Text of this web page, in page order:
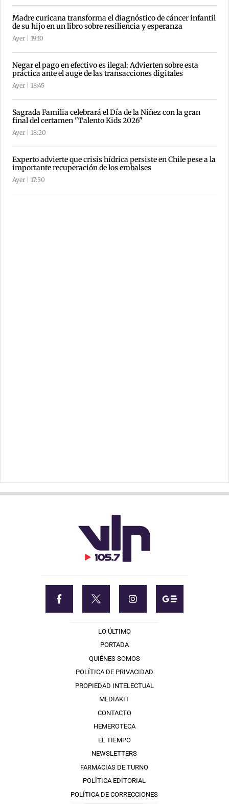
Madre curicana transforma el diagnóstico de cáncer infantil
de su hijo en un libro sobre resiliencia y esperanza
Ayer | 19:10
Negar el pago en efectivo es ilegal: Advierten sobre esta
práctica ante el auge de las transacciones digitales
Ayer | 18:45
Sagrada Familia celebrará el Día de la Niñez con la gran
final del certamen "Talento Kids 2026"
Ayer | 18:20
Experto advierte que crisis hídrica persiste en Chile pese a la
importante recuperación de los embalses
Ayer | 17:50
LO ÚLTIMO
PORTADA
QUIÉNES SOMOS
POLÍTICA DE PRIVACIDAD
PROPIEDAD INTELECTUAL
MEDIAKIT
CONTACTO
HEMEROTECA
EL TIEMPO
NEWSLETTERS
FARMACIAS DE TURNO
POLÍTICA EDITORIAL
POLÍTICA DE CORRECCIONES